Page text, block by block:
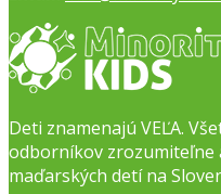
Deti znamenajú VEĽA.
odborníkov zrozumiteľne
maďarských detí na